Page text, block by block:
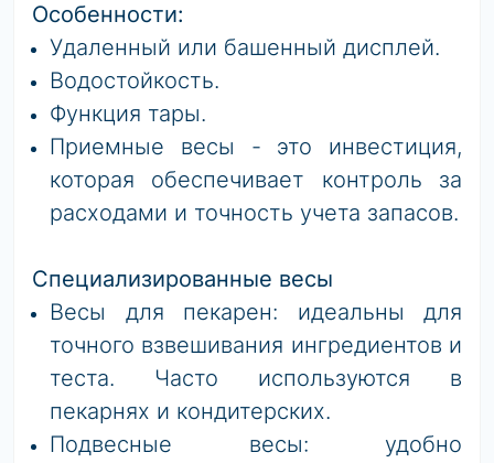
Особенности:
Удаленный или башенный дисплей.
Водостойкость.
Функция тары.
Приемные весы - это инвестиция,
которая обеспечивает контроль за
расходами и точность учета запасов.
Специализированные весы
Весы для пекарен: идеальны для
точного взвешивания ингредиентов и
теста. Часто используются в
пекарнях и кондитерских.
Подвесные весы: удобно